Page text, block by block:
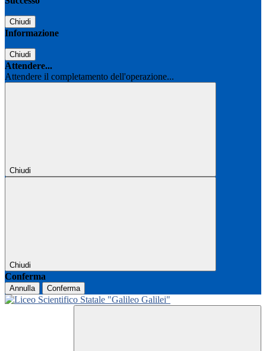
Chiudi
Informazione
Chiudi
Attendere...
Attendere il completamento dell'operazione...
Chiudi
Chiudi
Conferma
Annulla Conferma